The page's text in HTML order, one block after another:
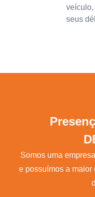
veículo,
seus
Somos uma
e possuímos a